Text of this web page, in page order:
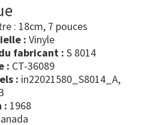
: 18cm, 7 pouces
: Vinyle
fabricant : S 8014
: CT-36089
: in22021580_S8014_A,
: 1968